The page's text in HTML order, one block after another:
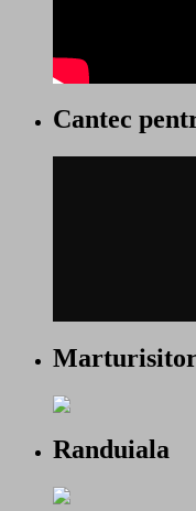
Cantec
Randuiala